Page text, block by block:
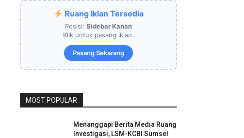
Ruang Iklan Tersedia
Posisi: Sidebar Kanan
Klik untuk pasang iklan.
Pasang Sekarang
MOST POPULAR
Menanggapi Berita Media Ruang
Investigasi, LSM-KCBI Sumsel